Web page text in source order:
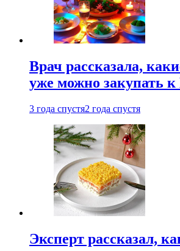
Врач рассказала,
уже можно закупать к
3 года спустя2 года спустя
Эксперт рассказал,